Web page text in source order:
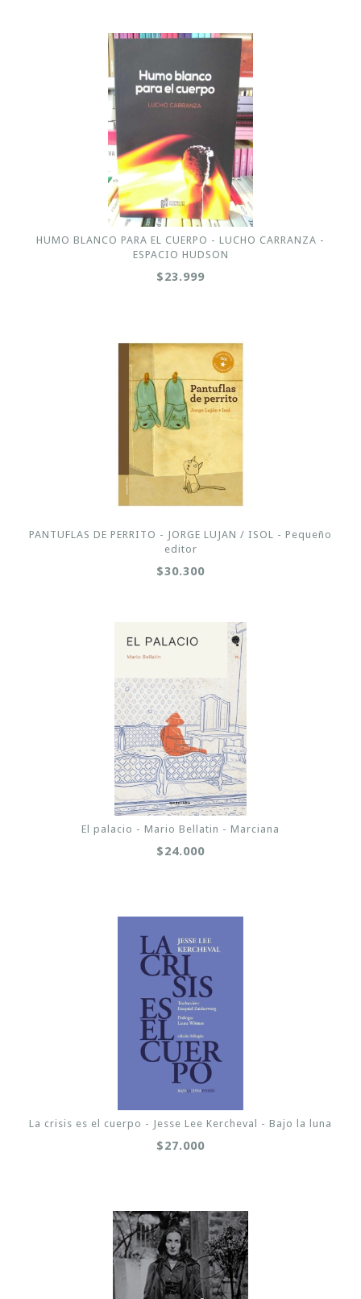
HUMO BLANCO PARA EL CUERPO - LUCHO CARRANZA -
ESPACIO HUDSON
$23.999
PANTUFLAS DE PERRITO - JORGE LUJAN / ISOL - Pequeño
editor
$30.300
El palacio - Mario Bellatin - Marciana
$24.000
La crisis es el cuerpo - Jesse Lee Kercheval - Bajo la luna
$27.000